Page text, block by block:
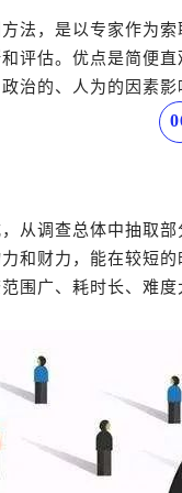
法，是以专家作为
评估。优点是简便
治的、人为的因素
从调查总体中抽取
和财力，能在较短
围广、耗时长、难